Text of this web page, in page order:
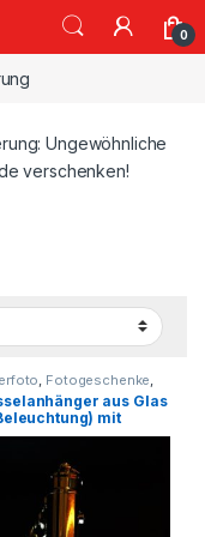
0
Ungewöhnliche
verschenken!
Fotogeschenke
aus Glas
mit
nach Wahl